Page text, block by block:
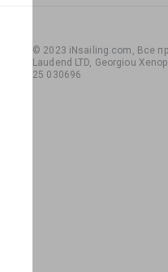
© 2023 iNsailing.com, Все
Laudend LTD, Georgiou
25 030696